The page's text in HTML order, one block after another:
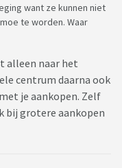
want ze kunnen niet
te worden. Waar
alleen naar het
centrum daarna ook
je aankopen. Zelf
bij grotere aankopen